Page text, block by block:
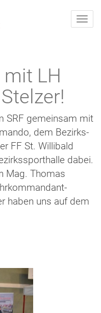
LH
SRF gemeinsam mit
dem Bezirks-
FF St. Willibald
dabei.
Mag. Thomas
haben uns auf dem